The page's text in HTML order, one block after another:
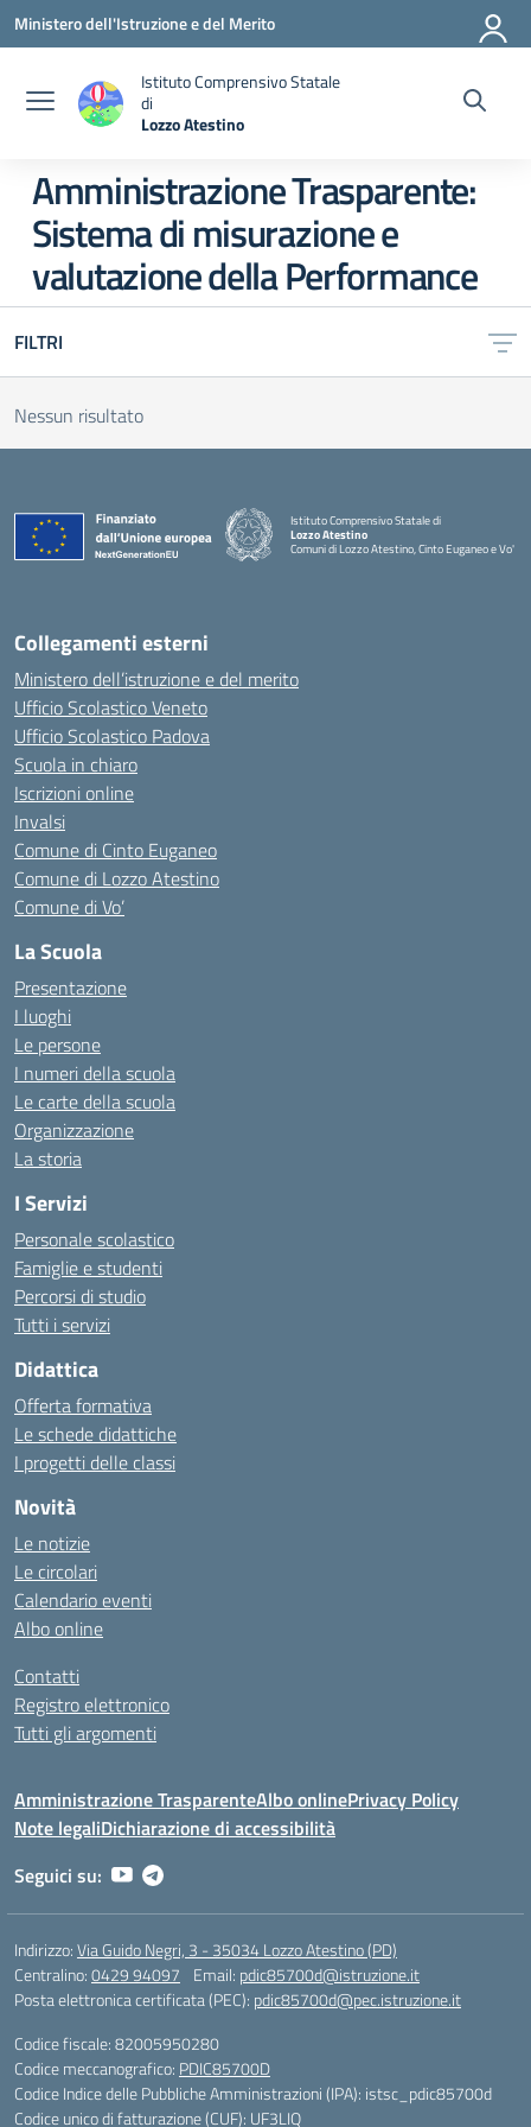
Vai ai contenuti
Vai al menu di navigazione
Vai al footer
Ministero dell'Istruzione e del Merito
Istituto Comprensivo Statale
di
Lozzo Atestino
Amministrazione Trasparente:
Sistema di misurazione e
valutazione della Performance
FILTRI
Nessun risultato
Istituto Comprensivo Statale di
Lozzo Atestino
Comuni di Lozzo Atestino, Cinto Euganeo e Vo'
— Visita la pagina iniziale della scuola
Collegamenti esterni
Ministero dell’istruzione e del merito
Ufficio Scolastico Veneto
Ufficio Scolastico Padova
Scuola in chiaro
Iscrizioni online
Invalsi
Comune di Cinto Euganeo
Comune di Lozzo Atestino
Comune di Vo’
La Scuola
Presentazione
I luoghi
Le persone
I numeri della scuola
Le carte della scuola
Organizzazione
La storia
I Servizi
Personale scolastico
Famiglie e studenti
Percorsi di studio
Tutti i servizi
Didattica
Offerta formativa
Le schede didattiche
I progetti delle classi
Novità
Le notizie
Le circolari
Calendario eventi
Albo online
Contatti
Registro elettronico
Tutti gli argomenti
Amministrazione TrasparenteAlbo onlinePrivacy Policy
Note legaliDichiarazione di accessibilità
Seguici su:
Indirizzo:Via Guido Negri, 3 - 35034 Lozzo Atestino (PD)
Centralino:0429 94097 Email: pdic85700d@istruzione.it
Posta elettronica certificata (PEC): pdic85700d@pec.istruzione.it
Codice fiscale: 82005950280
Codice meccanografico: PDIC85700D
Codice Indice delle Pubbliche Amministrazioni (IPA): istsc_pdic85700d
Codice unico di fatturazione (CUF): UF3LIQ